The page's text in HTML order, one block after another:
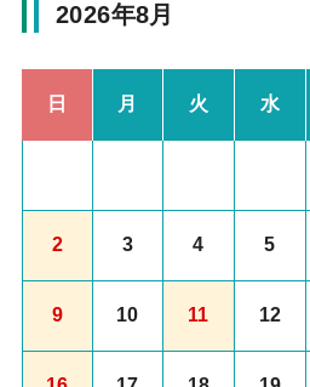
2026年8月
日 月 火 水
2 3 4 5
9 10 11 12